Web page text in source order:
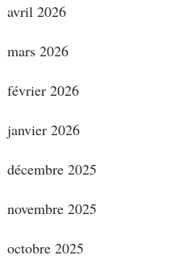
avril 2026
mars 2026
février 2026
janvier 2026
décembre 2025
novembre 2025
octobre 2025